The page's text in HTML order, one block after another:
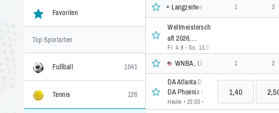
Favoriten
Top Sportarten
Fußball 1041
Tennis 126
Langzeitwetten, International
1 2
Weltmeistersch
aft 2026,
Damen
Fr. 4.9 - So. 13.9
WNBA, USA 1 2
DA Atlanta Dream
DA Phoenix Mercury
Heute • 23:00 • 11 >>
1,40